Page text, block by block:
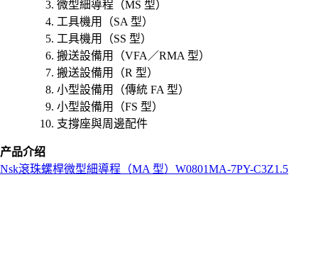
微型細導程（MS 型）
工具機用（SA 型）
工具機用（SS 型）
搬送設備用（VFA／RMA 型）
搬送設備用（R 型）
小型設備用（傳統 FA 型）
小型設備用（FS 型）
支撐座與周邊配件
产品介绍
Nsk滾珠螺桿微型細導程（MA 型） W0801MA-7PY-C3Z1.5